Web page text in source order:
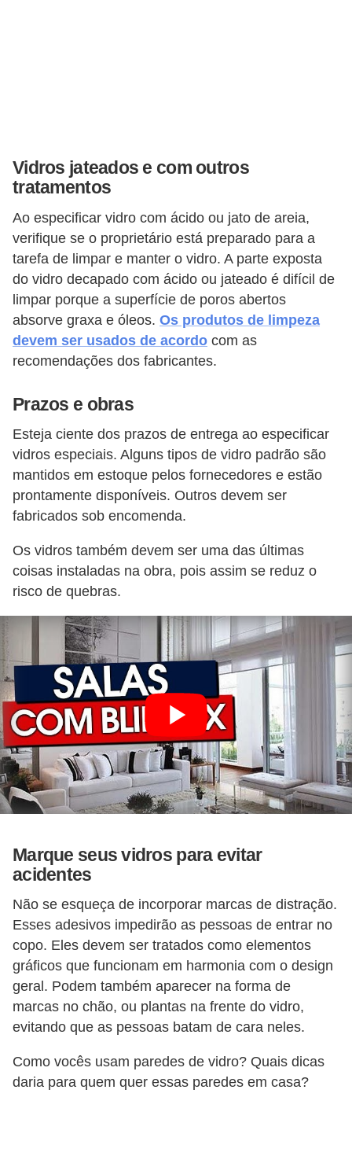
Vidros jateados e com outros
tratamentos
Ao especificar vidro com ácido ou jato de areia,
verifique se o proprietário está preparado para a
tarefa de limpar e manter o vidro. A parte exposta
do vidro decapado com ácido ou jateado é difícil de
limpar porque a superfície de poros abertos
absorve graxa e óleos. Os produtos de limpeza
devem ser usados ​​de acordo com as
recomendações dos fabricantes.
Prazos e obras
Esteja ciente dos prazos de entrega ao especificar
vidros especiais. Alguns tipos de vidro padrão são
mantidos em estoque pelos fornecedores e estão
prontamente disponíveis. Outros devem ser
fabricados sob encomenda.
Os vidros também devem ser uma das últimas
coisas instaladas na obra, pois assim se reduz o
risco de quebras.
Marque seus vidros para evitar
acidentes
Não se esqueça de incorporar marcas de distração.
Esses adesivos impedirão as pessoas de entrar no
copo. Eles devem ser tratados como elementos
gráficos que funcionam em harmonia com o design
geral. Podem também aparecer na forma de
marcas no chão, ou plantas na frente do vidro,
evitando que as pessoas batam de cara neles.
Como vocês usam paredes de vidro? Quais dicas
daria para quem quer essas paredes em casa?